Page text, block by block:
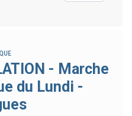
- Marche
du Lundi -